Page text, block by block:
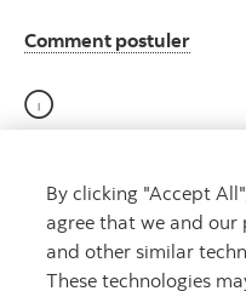
Comment postuler
Droit de travailler E-
By clicking "Accept
agree that we and our
and other similar
These technologies